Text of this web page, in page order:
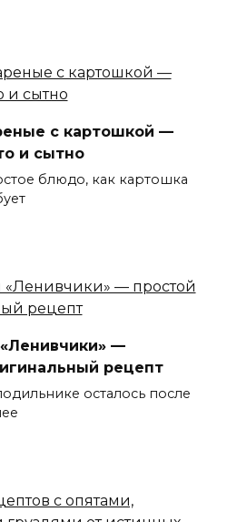
с картошкой —
и сытно
блюдо, как картошка
—
рецепт
осталось после